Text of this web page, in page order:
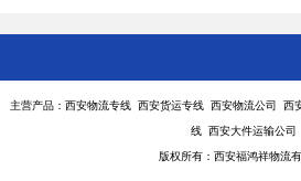
主营产品：西安物流专线 西安货运专线 西安物流公司 西
线 西安大件运输公司
版权所有：西安福鸿祥物流